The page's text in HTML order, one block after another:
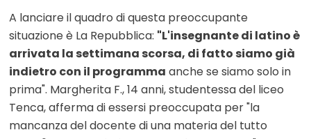
A lanciare il quadro di questa preoccupante
situazione è La Repubblica: "L'insegnante di latino è
arrivata la settimana scorsa, di fatto siamo già
indietro con il programma anche se siamo solo in
prima". Margherita F., 14 anni, studentessa del liceo
Tenca, afferma di essersi preoccupata per "la
mancanza del docente di una materia del tutto